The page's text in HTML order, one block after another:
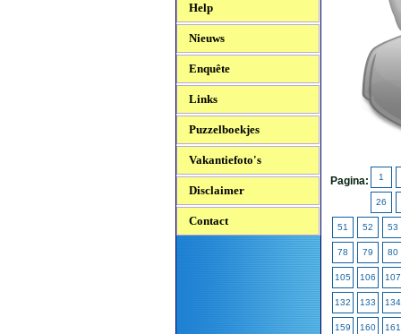
Help
Nieuws
Enquête
Links
Puzzelboekjes
Vakantiefoto's
Disclaimer
Contact
Pagina: 1
26
51 52 53
78 79 80
105 106 107
132 133 134
159 160 161